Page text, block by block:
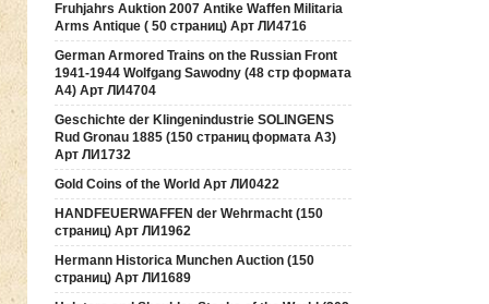
Fruhjahrs Auktion 2007 Antike Waffen Militaria
Arms Antique ( 50 страниц) Арт ЛИ4716
German Armored Trains on the Russian Front
1941-1944 Wolfgang Sawodny (48 стр формата
А4) Арт ЛИ4704
Geschichte der Klingenindustrie SOLINGENS
Rud Gronau 1885 (150 страниц формата А3)
Арт ЛИ1732
Gold Coins of the World Арт ЛИ0422
HANDFEUERWAFFEN der Wehrmacht (150
страниц) Арт ЛИ1962
Hermann Historica Munchen Auction (150
страниц) Арт ЛИ1689